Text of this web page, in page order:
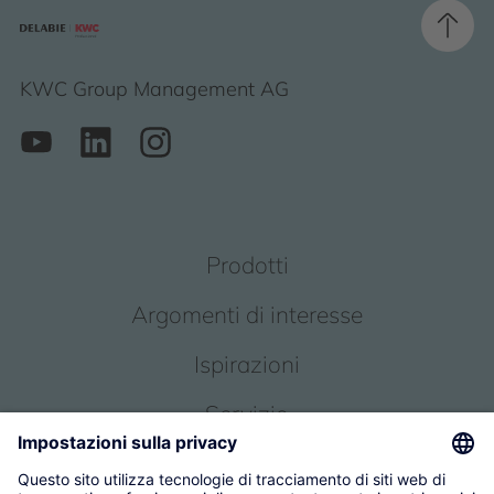
KWC Group Management AG
Prodotti
Argomenti di interesse
Ispirazioni
Servizio